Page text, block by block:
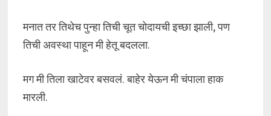
मनात तर तिथेच पुन्हा तिची चूत चोदायची इच्छा झाली, पण
तिची अवस्था पाहून मी हेतू बदलला.
मग मी तिला खाटेवर बसवलं. बाहेर येऊन मी चंपाला हाक
मारली.